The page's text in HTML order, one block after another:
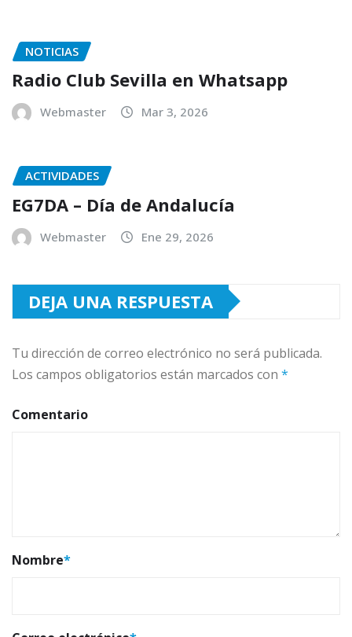
NOTICIAS
Radio Club Sevilla en Whatsapp
Webmaster Mar 3, 2026
ACTIVIDADES
EG7DA – Día de Andalucía
Webmaster Ene 29, 2026
DEJA UNA RESPUESTA
Tu dirección de correo electrónico no será publicada.
Los campos obligatorios están marcados con *
Comentario
Nombre*